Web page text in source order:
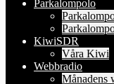
Parkalompolo
KiwiSDR
Våra Kiwi
Webbradio
Månadens